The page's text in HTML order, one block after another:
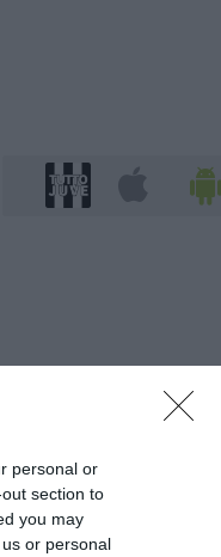
personal or
section to
you may
or personal